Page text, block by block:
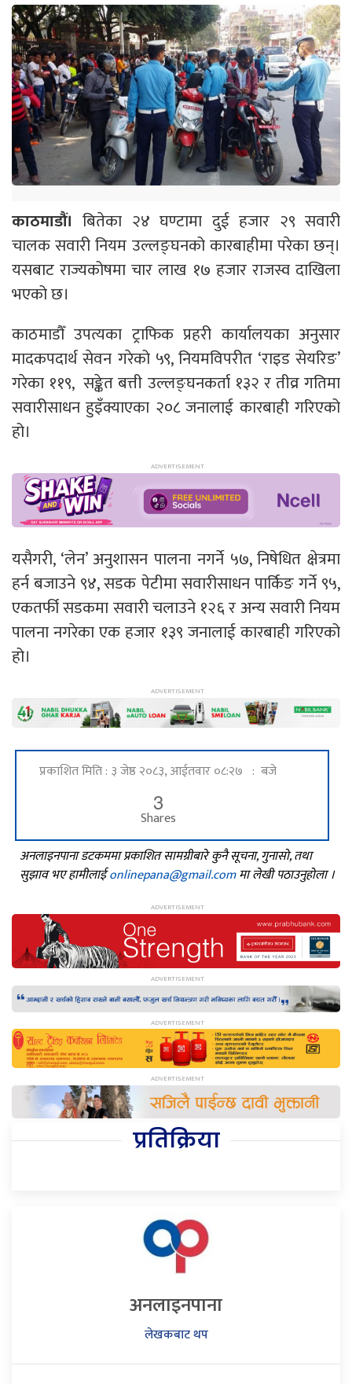
काठमाडौं।बितेका २४ घण्टामा दुई हजार २९ सवारी
चालक सवारी नियम उल्लङ्घनको कारबाहीमा परेका छन्।
यसबाट राज्यकोषमा चार लाख १७ हजार राजस्व दाखिला
भएको छ।
काठमाडौँ उपत्यका ट्राफिक प्रहरी कार्यालयका अनुसार
मादकपदार्थ सेवन गरेको ५९, नियमविपरीत ‘राइड सेयरिङ’
गरेका ११९, सङ्केत बत्ती उल्लङ्घनकर्ता १३२ र तीव्र गतिमा
सवारीसाधन हुइँक्याएका २०८ जनालाई कारबाही गरिएको
हो।
यसैगरी, ‘लेन’ अनुशासन पालना नगर्ने ५७, निषेधित क्षेत्रमा
हर्न बजाउने ९४, सडक पेटीमा सवारीसाधन पार्किङ गर्ने ९५,
एकतर्फी सडकमा सवारी चलाउने १२६ र अन्य सवारी नियम
पालना नगरेका एक हजार १३९ जनालाई कारबाही गरिएको
हो।
प्रकाशित मिति : ३ जेष्ठ २०८३, आईतवार ०८:२७ : बजे
3
Shares
अनलाइनपाना डटकममा प्रकाशित सामग्रीबारे कुनै सूचना, गुनासो, तथा
सुझाव भए हामीलाईonlinepana@gmail.comमा लेखी पठाउनुहोला ।
प्रतिक्रिया
अनलाइनपाना
लेखकबाट थप